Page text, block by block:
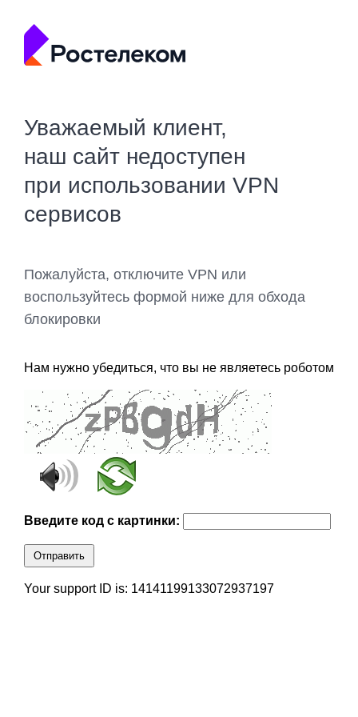
Уважаемый клиент,
наш сайт недоступен
при использовании VPN
сервисов
Пожалуйста, отключите VPN или
воспользуйтесь формой ниже для обхода
блокировки
Нам нужно убедиться, что вы не являетесь роботом
Введите код с картинки:
Отправить
Your support ID is: 14141199133072937197